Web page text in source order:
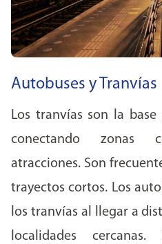
Autobuses y Tranvías
Los tranvías son la
conectando zonas
atracciones. Son
trayectos cortos. Los
los tranvías al llegar a
localidades